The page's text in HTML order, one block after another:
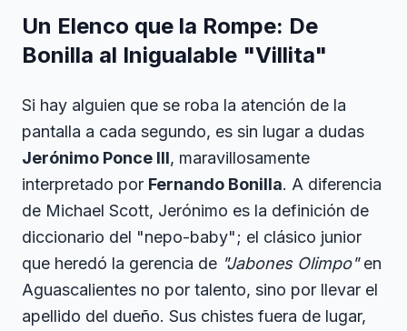
Un Elenco que la Rompe: De
Bonilla al Inigualable "Villita"
Si hay alguien que se roba la atención de la
pantalla a cada segundo, es sin lugar a dudas
Jerónimo Ponce III, maravillosamente
interpretado por Fernando Bonilla. A diferencia
de Michael Scott, Jerónimo es la definición de
diccionario del "nepo-baby"; el clásico junior
que heredó la gerencia de "Jabones Olimpo"en
Aguascalientes no por talento, sino por llevar el
apellido del dueño. Sus chistes fuera de lugar,